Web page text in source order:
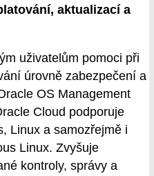
aktualizací a
uživatelům pomoci při
úrovně zabezpečení a
OS Management
Cloud podporuje
Linux a samozřejmě i
Linux. Zvyšuje
kontroly, správy a